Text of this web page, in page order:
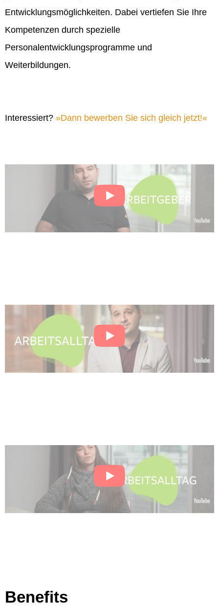
Entwicklungsmöglichkeiten. Dabei vertiefen Sie Ihre
Kompetenzen durch spezielle
Personalentwicklungsprogramme und
Weiterbildungen.
Interessiert? Dann bewerben Sie sich gleich jetzt!
Benefits